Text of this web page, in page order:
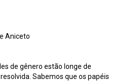
Aniceto
de gênero estão longe de
Sabemos que os papéis